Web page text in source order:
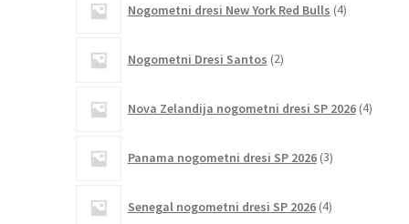
Nogometni dresi New York Red Bulls 4izdelki
Nogometni Dresi Santos 2izdelka
Nova Zelandija nogometni dresi SP 2026 4izdelki
Panama nogometni dresi SP 2026 3izdelki
Senegal nogometni dresi SP 2026 4izdelki